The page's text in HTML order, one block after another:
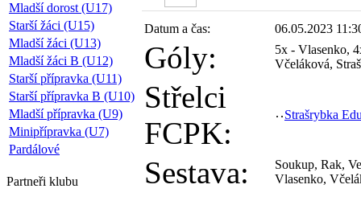
Mladší dorost (U17)
Starší žáci (U15)
Mladší žáci (U13)
Mladší žáci B (U12)
Starší přípravka (U11)
Starší přípravka B (U10)
Mladší přípravka (U9)
Minipřípravka (U7)
Pardálové
Partneři klubu
Datum a čas: 06.05.2023
Góly:
5x - Vlasenko,
Včeláková,
Střelci
FCPK:
Strašrybka
Sestava:
Soukup, Rak,
Vlasenko,